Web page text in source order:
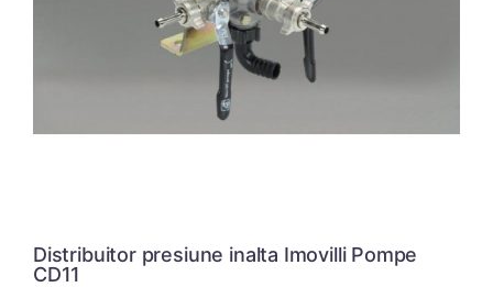
Distribuitor presiune inalta Imovilli Pompe
CD11